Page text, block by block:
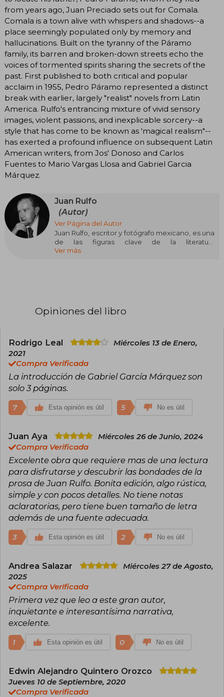
from years ago, Juan Preciado sets out for Comala.
Comala is a town alive with whispers and shadows--a
place seemingly populated only by memory and
hallucinations. Built on the tyranny of the Páramo
family, its barren and broken-down streets echo the
voices of tormented spirits sharing the secrets of the
past. First published to both critical and popular
acclaim in 1955, Pedro Páramo represented a distinct
break with earlier, largely "realist" novels from Latin
America. Rulfo's entrancing mixture of vivid sensory
images, violent passions, and inexplicable sorcery--a
style that has come to be known as 'magical realism"--
has exerted a profound influence on subsequent Latin
American writers, from Jos' Donoso and Carlos
Fuentes to Mario Vargas Llosa and Gabriel Garcia
Márquez.
Juan Rulfo
(Autor)
Ver Página del Autor
Juan Rulfo, escritor y fotógrafo mexicano, es una
de las figuras clave de la literatura
hispanoamericana del siglo XX. Aunque su obra
elementos sobrenaturales, creando un universo
español con su estructura fragmentaria y su
escritores.
Hombre reservado y observador, Rulfo retrató
como nadie la soledad, la injusticia y la
prosa, aparentemente sencilla, esconde una
profundidad que sigue resonando en la
Ver más
Opiniones del libro
Rodrigo Leal
Miércoles 13 de Enero,
2021
Compra Verificada
La introducción de Gabriel García Márquez son
solo 3 páginas.
7 Esta opinión es útil 5 No es útil
Juan Aya
Miércoles 26 de Junio, 2024
Compra Verificada
Excelente obra que requiere mas de una lectura
para disfrutarse y descubrir las bondades de la
prosa de Juan Rulfo. Bonita edición, algo rústica,
simple y con pocos detalles. No tiene notas
aclaratorias, pero tiene buen tamaño de letra
además de una fuente adecuada.
3 Esta opinión es útil 2 No es útil
Andrea Salazar
Miércoles 27 de Agosto,
2025
Compra Verificada
Primera vez que leo a este gran autor,
inquietante e interesantísima narrativa,
excelente.
1 Esta opinión es útil 0 No es útil
Edwin Alejandro Quintero Orozco
Jueves 10 de Septiembre, 2020
Compra Verificada